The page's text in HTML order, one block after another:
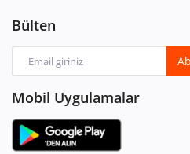
Bülten
Mobil Uygulamalar